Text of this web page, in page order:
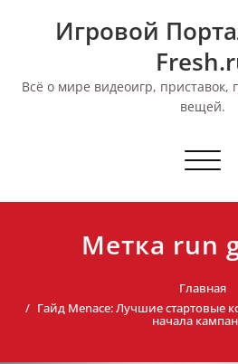
Игровой
Всё о мире видеоигр, приставок,
вещей.
Метка run
Главная
Гайд Menace: Лучшие стартовые
начала